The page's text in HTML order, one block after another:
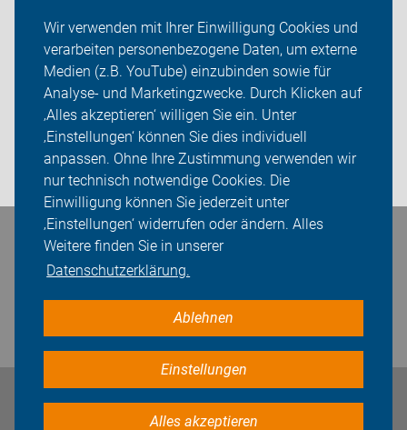
Wir verwenden mit Ihrer Einwilligung Cookies und
verarbeiten personenbezogene Daten, um externe
Medien (z.B. YouTube) einzubinden sowie für
Analyse- und Marketingzwecke. Durch Klicken auf
‚Alles akzeptieren‘ willigen Sie ein. Unter
‚Einstellungen‘ können Sie dies individuell
anpassen. Ohne Ihre Zustimmung verwenden wir
nur technisch notwendige Cookies. Die
Einwilligung können Sie jederzeit unter
‚Einstellungen‘ widerrufen oder ändern. Alles
Weitere finden Sie in unserer
Datenschutzerklärung.
Ablehnen
Einstellungen
Alles akzeptieren
ADFC Berlin
Sei dabei
Presse
Login
Bleiben Sie in Kontakt